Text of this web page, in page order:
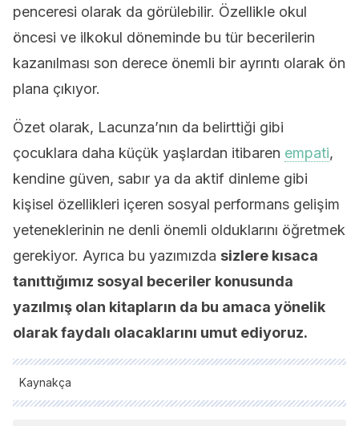
penceresi olarak da görülebilir. Özellikle okul
öncesi ve ilkokul döneminde bu tür becerilerin
kazanılması son derece önemli bir ayrıntı olarak ön
plana çıkıyor.
Özet olarak, Lacunza’nın da belirttiği gibi
çocuklara daha küçük yaşlardan itibaren empati,
kendine güven, sabır ya da aktif dinleme gibi
kişisel özellikleri içeren sosyal performans gelişim
yeteneklerinin ne denli önemli olduklarını öğretmek
gerekiyor. Ayrıca bu yazımızda sizlere kısaca
tanıttığımız sosyal beceriler konusunda
yazılmış olan kitapların da bu amaca yönelik
olarak faydalı olacaklarını umut ediyoruz.
Kaynakça
Tüm alıntı yapılan kaynaklar, kalitelerini, güvenilirliklerini,